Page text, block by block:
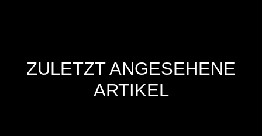
ZULETZT ANGESEHENE
ARTIKEL